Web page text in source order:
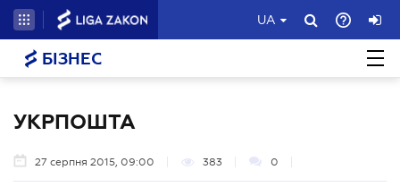
UA
БІЗНЕС
УКРПОШТА
27 серпня 2015, 09:00 383 0